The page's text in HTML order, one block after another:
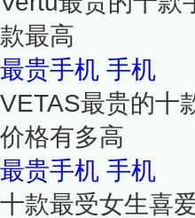
款最高
最贵手机 手机
VETAS最贵的十
价格有多高
最贵手机 手机
十款最受女生喜